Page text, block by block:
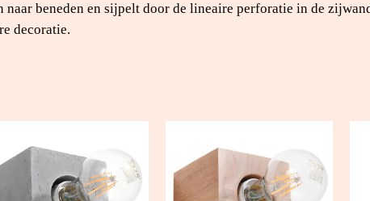
beneden en sijpelt door de lineaire perforatie in de
decoratie.